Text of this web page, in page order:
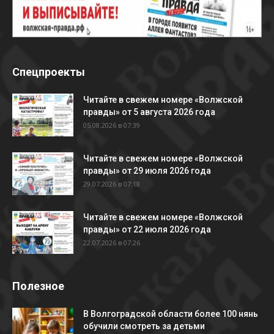
Спецпроекты
Читайте в свежем номере «Волжской
правды» от 5 августа 2026 года
05.08.2026 в 07:39
Читайте в свежем номере «Волжской
правды» от 29 июля 2026 года
29.07.2026 в 07:18
Читайте в свежем номере «Волжской
правды» от 22 июля 2026 года
22.07.2026 в 07:26
Полезное
В Волгоградской области более 100 нянь
обучили смотреть за детьми